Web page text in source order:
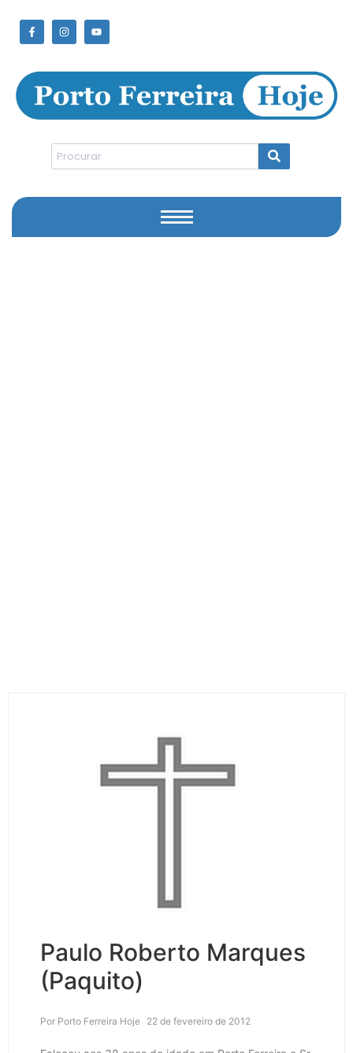
Paulo Roberto Marques
(Paquito)
Por Porto Ferreira Hoje 22 de fevereiro de 2012